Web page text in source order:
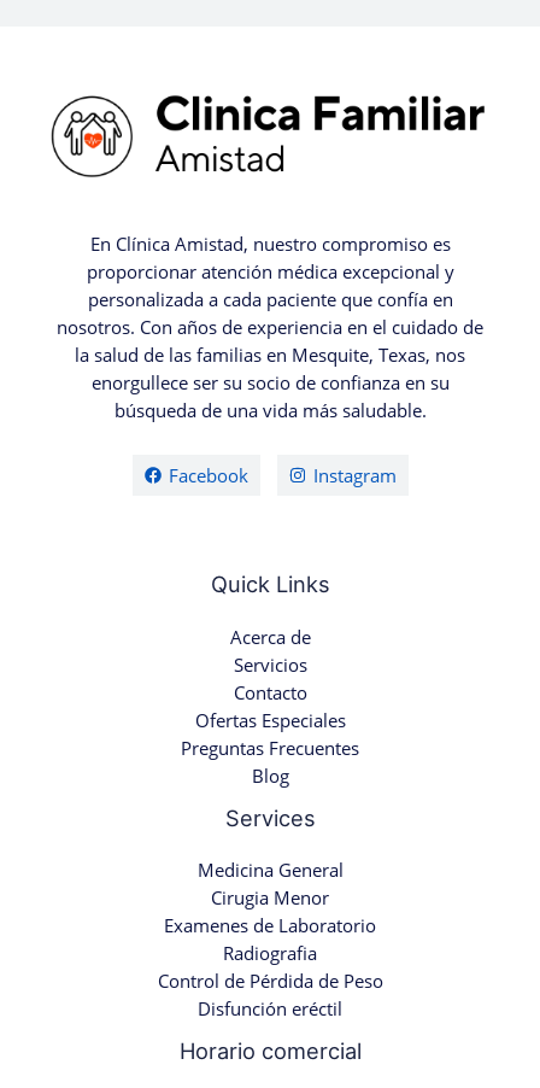
En Clínica Amistad, nuestro compromiso es
proporcionar atención médica excepcional y
personalizada a cada paciente que confía en
nosotros. Con años de experiencia en el cuidado de
la salud de las familias en Mesquite, Texas, nos
enorgullece ser su socio de confianza en su
búsqueda de una vida más saludable.
Facebook Instagram
Quick Links
Acerca de
Servicios
Contacto
Ofertas Especiales
Preguntas Frecuentes
Blog
Services
Medicina General
Cirugia Menor
Examenes de Laboratorio
Radiografia
Control de Pérdida de Peso
Disfunción eréctil
Horario comercial